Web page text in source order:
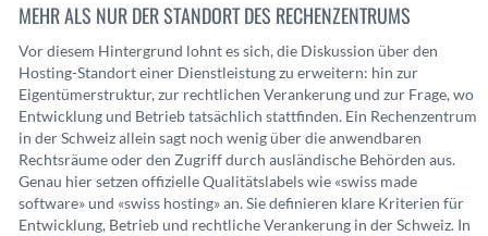
MEHR ALS NUR DER STANDORT DES RECHENZENTRUMS
Vor diesem Hintergrund lohnt es sich, die Diskussion über den
Hosting-Standort einer Dienstleistung zu erweitern: hin zur
Eigentümerstruktur, zur rechtlichen Verankerung und zur Frage, wo
Entwicklung und Betrieb tatsächlich stattfinden. Ein Rechenzentrum
in der Schweiz allein sagt noch wenig über die anwendbaren
Rechtsräume oder den Zugriff durch ausländische Behörden aus.
Genau hier setzen offizielle Qualitätslabels wie «swiss made
software» und «swiss hosting» an. Sie definieren klare Kriterien für
Entwicklung, Betrieb und rechtliche Verankerung in der Schweiz. In